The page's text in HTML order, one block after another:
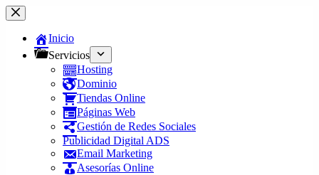
Saltar
al
contenidoInicio
Servicios
Hosting
Dominio
Tiendas Online
Páginas Web
Gestión de Redes Sociales
Publicidad Digital ADS
Email Marketing
Asesorías Online